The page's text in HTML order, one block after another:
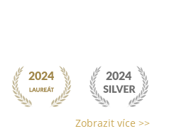
Zobrazit více >>